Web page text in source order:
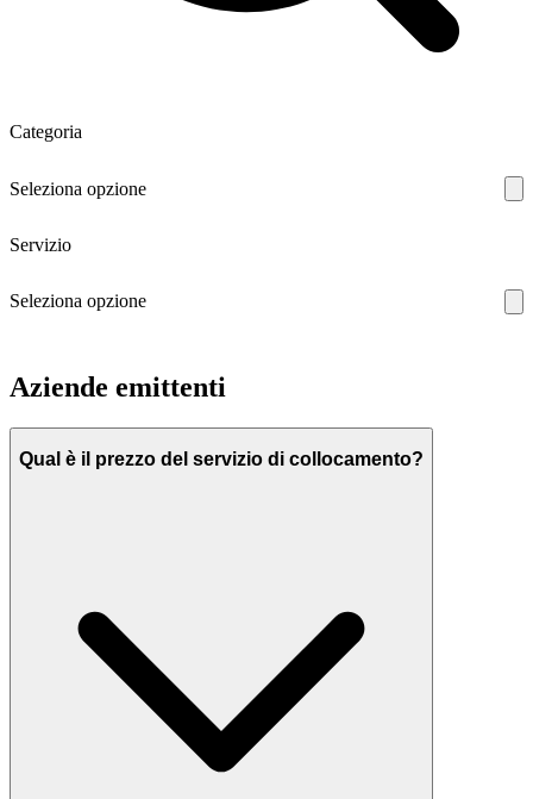
Categoria
Seleziona opzione
Servizio
Seleziona opzione
Aziende emittenti
Qual è il prezzo del servizio di collocamento?